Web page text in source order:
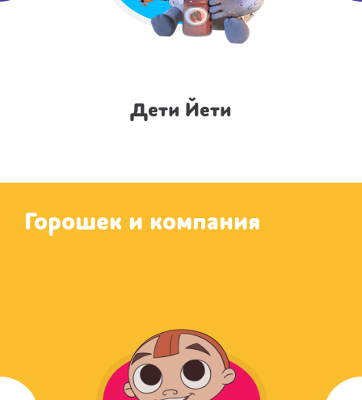
Дети Йети
Горошек и компания